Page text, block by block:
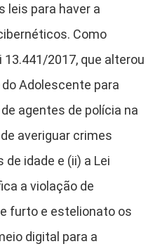
leis para haver a
Como
2017, que alterou
Adolescente para
agentes de polícia na
averiguar crimes
idade e (ii) a Lei
a violação de
furto e estelionato os
digital para a